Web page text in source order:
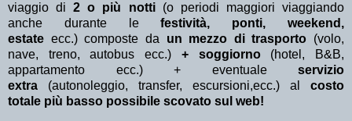
viaggio di2 o più notti (o periodi maggiori viaggiando
anche durante lefestività, ponti, weekend,
estate ecc.) composte da un mezzo di trasporto (volo,
nave, treno, autobus ecc.) + soggiorno(hotel, B&B,
appartamento ecc.) + eventuale servizio
extra (autonoleggio, transfer, escursioni,ecc.) al costo
totale più basso possibile scovato sul web!